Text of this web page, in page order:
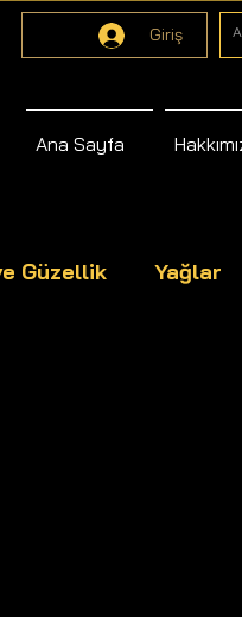
Giriş
Ana Sayfa
Güzellik Yağlar